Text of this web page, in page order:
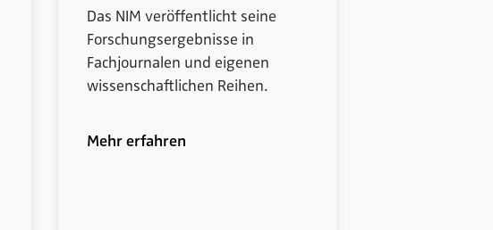
Das NIM veröffentlicht seine
Forschungsergebnisse in
Fachjournalen und eigenen
wissenschaftlichen Reihen.
Mehr erfahren